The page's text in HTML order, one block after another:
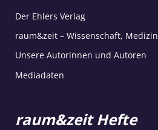
Der Ehlers Verlag
raum&zeit – Wissenschaft,
Unsere Autorinnen und Autoren
Mediadaten
raum&zeit Hefte